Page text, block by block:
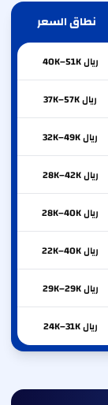
نطاق السعر
ريال 40K–51K
ريال 37K–57K
ريال 32K–49K
ريال 28K–42K
ريال 28K–40K
ريال 22K–40K
ريال 29K–29K
ريال 24K–31K